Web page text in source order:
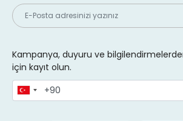
Kampanya, duyuru ve
için kayıt olun.